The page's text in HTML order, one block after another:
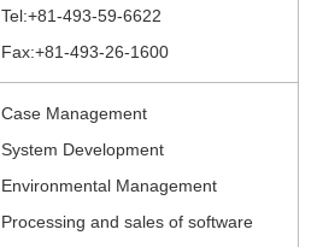
Tel:+81-493-59-6622
Fax:+81-493-26-1600
Case Management
System Development
Environmental Management
Processing and sales of software